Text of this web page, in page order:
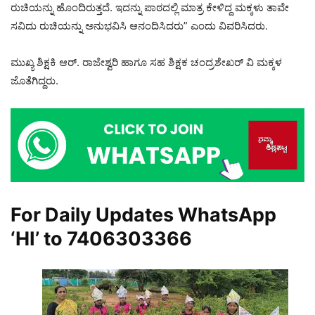
ರುಚಿಯನ್ನು ಹೊಂದಿರುತ್ತದೆ. ಇದನ್ನು ಪಾಠದಲ್ಲಿ ಮಾತ್ರ ಕೇಳಿದ್ದ ಮಕ್ಕಳು ತಾವೇ
ಸವಿದು ರುಚಿಯನ್ನು ಅನುಭವಿಸಿ ಆನಂದಿಸಿದರು” ಎಂದು ವಿವರಿಸಿದರು.
ಮುಖ್ಯ ಶಿಕ್ಷಕಿ ಆರ್. ರಾಜೇಶ್ವರಿ ಹಾಗೂ ಸಹ ಶಿಕ್ಷಕ ಚಂದ್ರಶೇಖರ್ ವಿ ಮಕ್ಕಳ
ಜೊತೆಗಿದ್ದರು.
For Daily Updates WhatsApp
‘HI’ to 7406303366